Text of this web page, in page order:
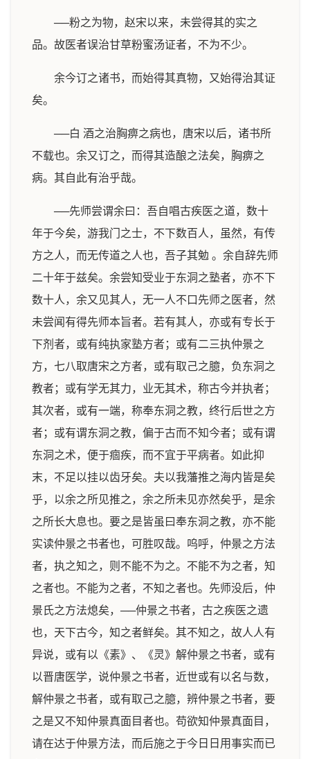
──粉之为物，赵宋以来，未尝得其的实之
品。故医者误治甘草粉蜜汤证者，不为不少。
余今订之诸书，而始得其真物，又始得治其证
矣。
──白 酒之治胸痹之病也，唐宋以后，诸书所
不载也。余又订之，而得其造酿之法矣，胸痹之
病。其自此有治乎哉。
──先师尝谓余曰：吾自唱古疾医之道，数十
年于今矣，游我门之士，不下数百人，虽然，有传
方之人，而无传道之人也，吾子其勉 。余自辞先师
二十年于兹矣。余尝知受业于东洞之塾者，亦不下
数十人，余又见其人，无一人不口先师之医者，然
未尝闻有得先师本旨者。若有其人，亦或有专长于
下剂者，或有纯执家塾方者；或有二三执仲景之
方，七八取唐宋之方者，或有取己之臆，负东洞之
教者；或有学无其力，业无其术，称古今并执者；
其次者，或有一端，称奉东洞之教，终行后世之方
者；或有谓东洞之教，偏于古而不知今者；或有谓
东洞之术，便于痼疾，而不宜于平病者。如此抑
末，不足以挂以齿牙矣。夫以我藩推之海内皆是矣
乎，以余之所见推之，余之所未见亦然矣乎，是余
之所长大息也。要之是皆虽曰奉东洞之教，亦不能
实读仲景之书者也，可胜叹哉。呜呼，仲景之方法
者，执之知之，则不能不为之。不能不为之者，知
之者也。不能为之者，不知之者也。先师没后，仲
景氏之方法熄矣，──仲景之书者，古之疾医之遗
也，天下古今，知之者鲜矣。其不知之，故人人有
异说，或有以《素》、《灵》解仲景之书者，或有
以晋唐医学，说仲景之书者，近世或有以名与数，
解仲景之书者，或有取己之臆，辨仲景之书者，要
之是又不知仲景真面目者也。苟欲知仲景真面目，
请在达于仲景方法，而后施之于今日日用事实而已